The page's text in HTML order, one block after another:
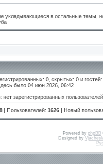
укладывающиеся в остальные темы,
0, скрытых: 0 и
было 04 июн 2026, 06:42
зарегистрированных пользователей
| Пользователей: 1626 | Новый
Powered by phpBB
Designed by